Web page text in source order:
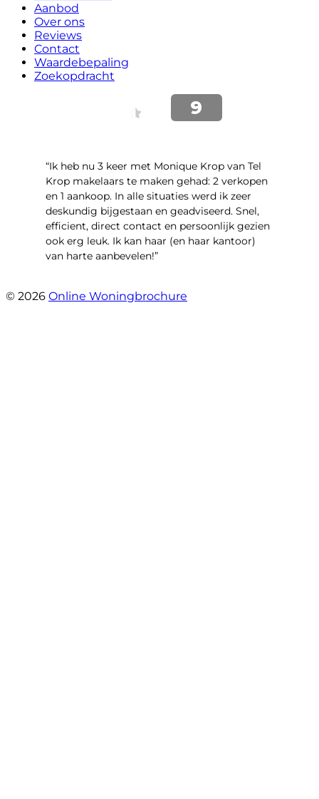
Aanbod
Over ons
Reviews
Contact
Waardebepaling
Zoekopdracht
“Ik heb nu 3 keer met Monique Krop van Tel
Krop makelaars te maken gehad: 2 verkopen
en 1 aankoop. In alle situaties werd ik zeer
deskundig bijgestaan en geadviseerd. Snel,
efficient, direct contact en persoonlijk gezien
ook erg leuk. Ik kan haar (en haar kantoor)
van harte aanbevelen!”
© 2026 Online Woningbrochure